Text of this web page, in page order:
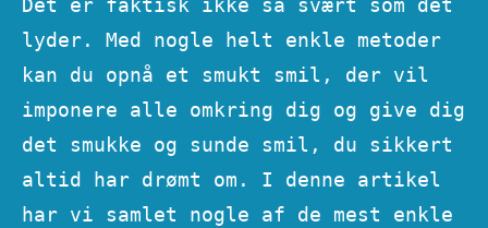
Det er faktisk ikke så svært som det
lyder. Med nogle helt enkle metoder
kan du opnå et smukt smil, der vil
imponere alle omkring dig og give dig
det smukke og sunde smil, du sikkert
altid har drømt om. I denne artikel
har vi samlet nogle af de mest enkle